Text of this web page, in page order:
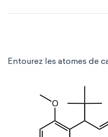
Entourez les atomes de